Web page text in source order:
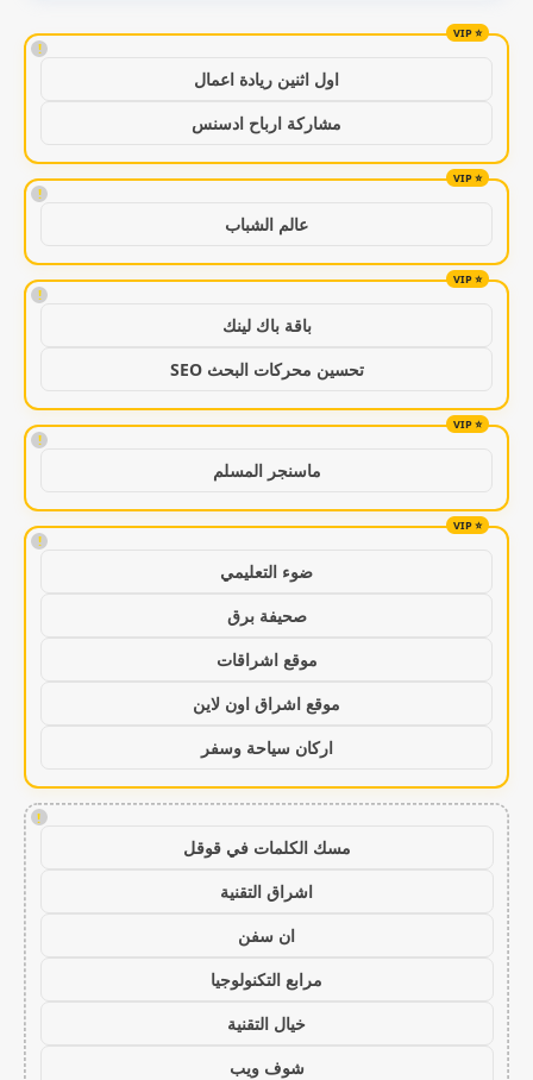
!
اول اثنين ريادة اعمال
مشاركة ارباح ادسنس
!
عالم الشباب
!
باقة باك لينك
تحسين محركات البحث SEO
!
ماسنجر المسلم
!
ضوء التعليمي
صحيفة برق
موقع اشراقات
موقع اشراق اون لاين
اركان سياحة وسفر
!
مسك الكلمات في قوقل
اشراق التقنية
ان سفن
مرابع التكنولوجيا
خيال التقنية
شوف ويب